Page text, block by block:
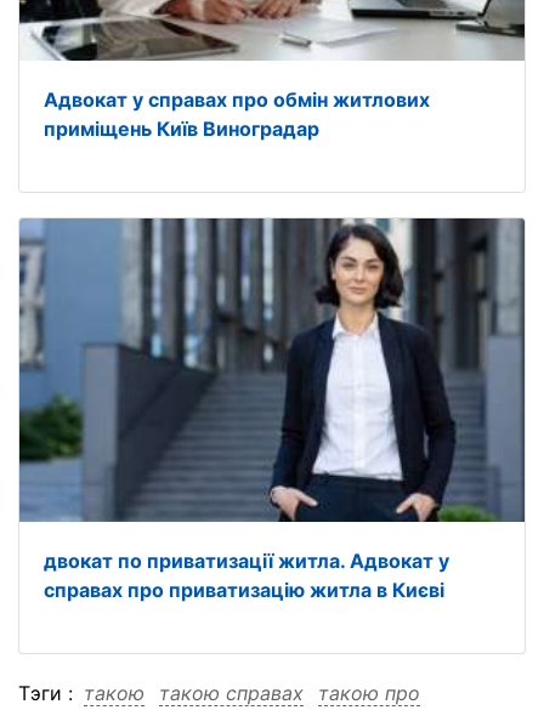
Адвокат у справах про обмін житлових
приміщень Київ Виноградар
двокат по приватизації житла. Адвокат у
справах про приватизацію житла в Києві
Тэги : такою такою справах такою про